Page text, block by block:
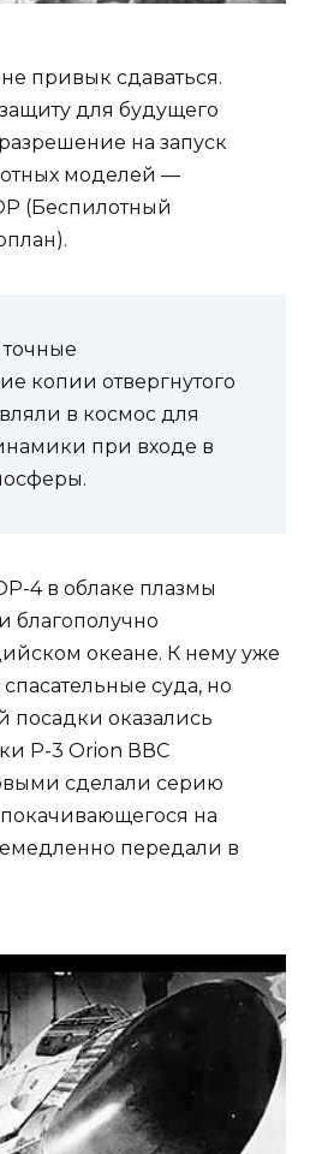
привык сдаваться.
для будущего
на запуск
моделей —
(Беспилотный
точные
копии отвергнутого
в космос для
при входе в
4 в облаке плазмы
благополучно
океане. К нему уже
суда, но
посадки оказались
P-3 Orion ВВС
сделали серию
на
передали в